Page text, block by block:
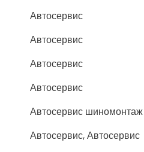
Автосервис
Автосервис
Автосервис
Автосервис
Автосервис шиномонтаж
Автосервис, Автосервис